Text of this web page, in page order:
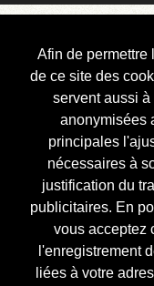
Afin de permettre
de ce site des
servent aussi
anonymisées
principales
nécessaires à
justification du
publicitaires. En
vous acceptez
l'enregistrement
liées à votre
Courbis,
Blog
Bienvenue
Réalisations
Divers (et d’été)
Annonces
Liens externes